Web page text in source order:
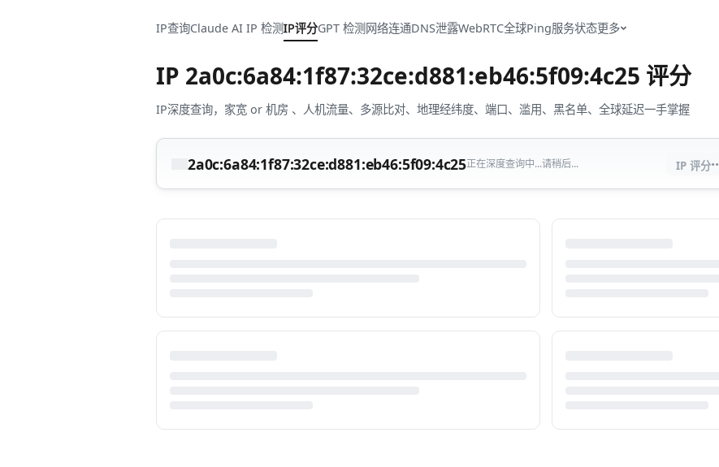
IP查询Claude AI IP 检测IP评分GPT 检测网络连通DNS泄露WebRTC全球Ping服务状态更多
IP 2a0c:6a84:1f87:32ce:d881:eb46:5f09:4c25 评分
IP深度查询，家宽 or 机房 、人机流量、多源比对、地理经纬度、端口、滥用、黑名单、全球延迟一手掌握
2a0c:6a84:1f87:32ce:d881:eb46:5f09:4c25正在深度查询中...请稍后... IP 评分··